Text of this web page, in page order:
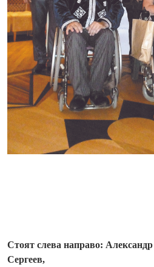
Стоят слева направо:
Сергеев,